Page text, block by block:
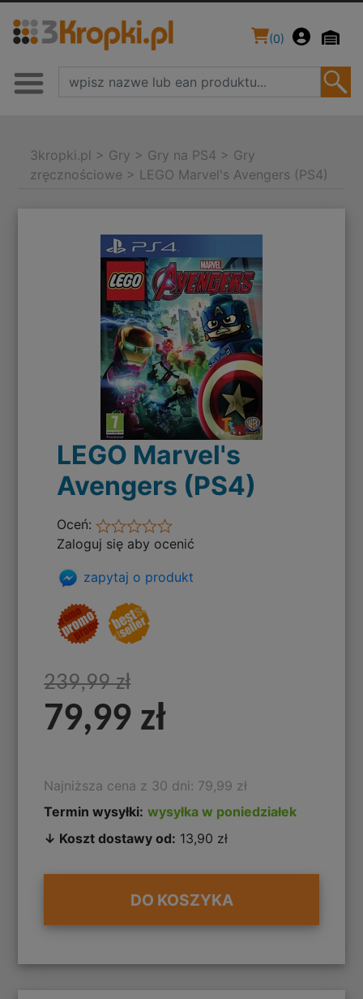
(0)
3kropki.pl > Gry > Gry na PS4 > Gry
zręcznościowe > LEGO Marvel's Avengers (PS4)
LEGO Marvel's
Avengers (PS4)
Oceń:
Zaloguj się aby ocenić
zapytaj o produkt
239,99 zł
79,99 zł
Najniższa cena z 30 dni: 79,99 zł
Termin wysyłki: wysyłka w poniedziałek
↓ Koszt dostawy od: 13,90 zł
DO KOSZYKA